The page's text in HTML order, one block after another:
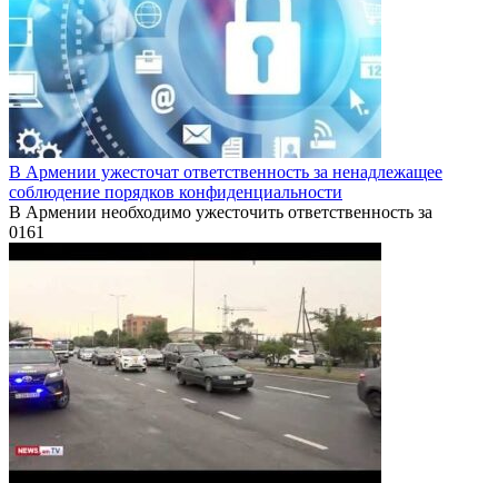
В Армении ужесточат ответственность за ненадлежащее
соблюдение порядков конфиденциальности
В Армении необходимо ужесточить ответственность за
0161